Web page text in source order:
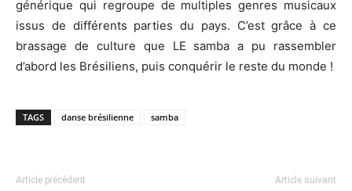
générique qui regroupe de multiples genres musicaux
issus de différents parties du pays. C’est grâce à ce
brassage de culture que LE samba a pu rassembler
d’abord les Brésiliens, puis conquérir le reste du monde !
TAGS danse brésilienne samba
Article précédent Article suivant